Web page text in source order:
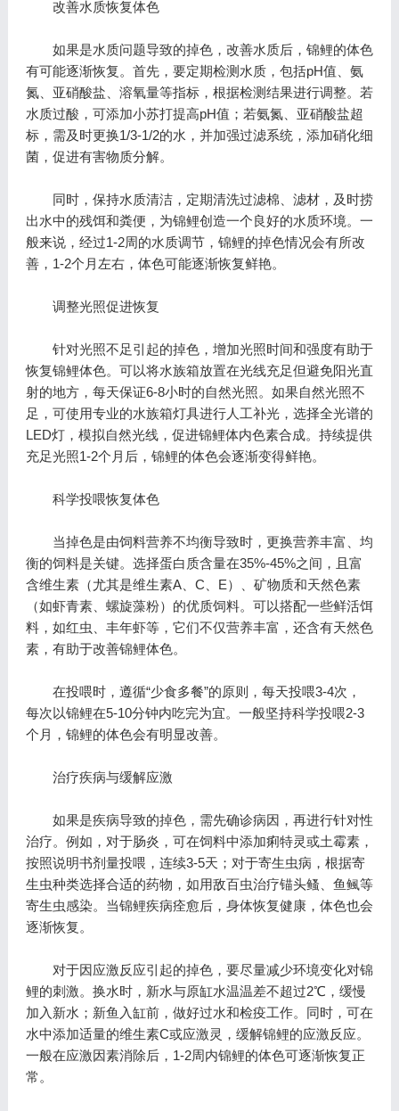
改善水质恢复体色
如果是水质问题导致的掉色，改善水质后，锦鲤的体色
有可能逐渐恢复。首先，要定期检测水质，包括pH值、氨
氮、亚硝酸盐、溶氧量等指标，根据检测结果进行调整。若
水质过酸，可添加小苏打提高pH值；若氨氮、亚硝酸盐超
标，需及时更换1/3-1/2的水，并加强过滤系统，添加硝化细
菌，促进有害物质分解。
同时，保持水质清洁，定期清洗过滤棉、滤材，及时捞
出水中的残饵和粪便，为锦鲤创造一个良好的水质环境。一
般来说，经过1-2周的水质调节，锦鲤的掉色情况会有所改
善，1-2个月左右，体色可能逐渐恢复鲜艳。
调整光照促进恢复
针对光照不足引起的掉色，增加光照时间和强度有助于
恢复锦鲤体色。可以将水族箱放置在光线充足但避免阳光直
射的地方，每天保证6-8小时的自然光照。如果自然光照不
足，可使用专业的水族箱灯具进行人工补光，选择全光谱的
LED灯，模拟自然光线，促进锦鲤体内色素合成。持续提供
充足光照1-2个月后，锦鲤的体色会逐渐变得鲜艳。
科学投喂恢复体色
当掉色是由饲料营养不均衡导致时，更换营养丰富、均
衡的饲料是关键。选择蛋白质含量在35%-45%之间，且富
含维生素（尤其是维生素A、C、E）、矿物质和天然色素
（如虾青素、螺旋藻粉）的优质饲料。可以搭配一些鲜活饵
料，如红虫、丰年虾等，它们不仅营养丰富，还含有天然色
素，有助于改善锦鲤体色。
在投喂时，遵循“少食多餐”的原则，每天投喂3-4次，
每次以锦鲤在5-10分钟内吃完为宜。一般坚持科学投喂2-3
个月，锦鲤的体色会有明显改善。
治疗疾病与缓解应激
如果是疾病导致的掉色，需先确诊病因，再进行针对性
治疗。例如，对于肠炎，可在饲料中添加痢特灵或土霉素，
按照说明书剂量投喂，连续3-5天；对于寄生虫病，根据寄
生虫种类选择合适的药物，如用敌百虫治疗锚头鳋、鱼鲺等
寄生虫感染。当锦鲤疾病痊愈后，身体恢复健康，体色也会
逐渐恢复。
对于因应激反应引起的掉色，要尽量减少环境变化对锦
鲤的刺激。换水时，新水与原缸水温温差不超过2℃，缓慢
加入新水；新鱼入缸前，做好过水和检疫工作。同时，可在
水中添加适量的维生素C或应激灵，缓解锦鲤的应激反应。
一般在应激因素消除后，1-2周内锦鲤的体色可逐渐恢复正
常。